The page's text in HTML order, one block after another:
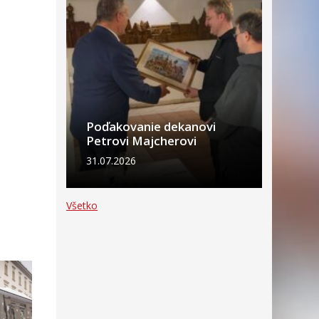
Poďakovanie dekanovi
Petrovi Majcherovi
31.07.2026
Všetko